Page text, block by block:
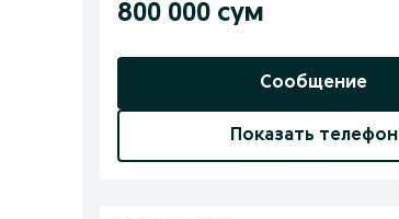
800 000 сум
Сообщение
Показать телефон